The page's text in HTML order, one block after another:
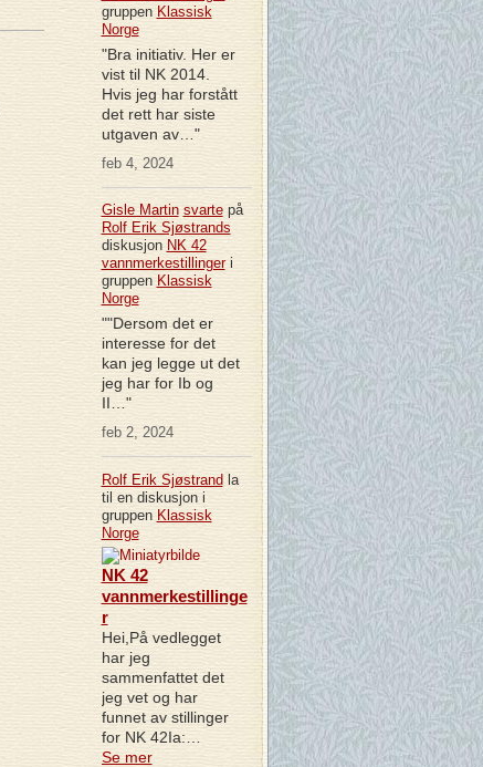
gruppen Klassisk
Norge
"Bra initiativ. Her er
vist til NK 2014.
Hvis jeg har forstått
det rett har siste
utgaven av…"
feb 4, 2024
Gisle Martin svartepå
Rolf Erik Sjøstrands
diskusjon NK 42
vannmerkestillingeri
gruppen Klassisk
Norge
""Dersom det er
interesse for det
kan jeg legge ut det
jeg har for Ib og
II…"
feb 2, 2024
Rolf Erik Sjøstrand la
til en diskusjon i
gruppen Klassisk
Norge
NK 42
vannmerkestillinge
r
Hei,På vedlegget
har jeg
sammenfattet det
jeg vet og har
funnet av stillinger
for NK 42Ia:…
Se mer